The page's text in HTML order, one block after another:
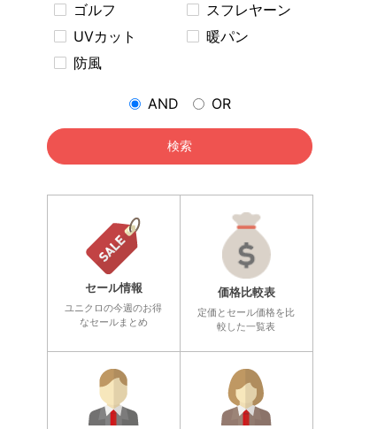
ゴルフ
スフレヤーン
UVカット
暖パン
防風
AND OR
検索
セール情報
ユニクロの今週のお得
なセールまとめ
価格比較表
定価とセール価格を比
較した一覧表